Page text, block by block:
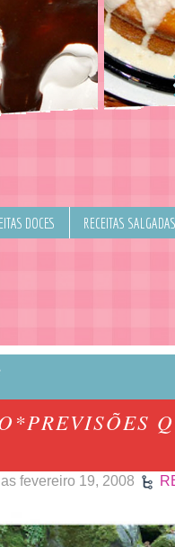
DOCES RECEITAS SALGADAS
as fevereiro 19, 2008